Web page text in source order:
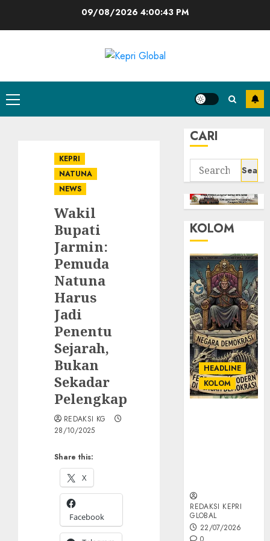
09/08/2026 4:00:43 PM
Primary
Menu
KEPRI
NATUNA
NEWS
Wakil
Bupati
Jarmin:
Pemuda
Natuna
Harus
Jadi
Penentu
Sejarah,
Bukan
Sekadar
Pelengkap
Share this:
X
Facebook
REDAKSI KG
28/10/2025
CARI
Search
for:
KOLOM
HEADLINE
KOLOM
REDAKSI KEPRI
GLOBAL
22/07/2026